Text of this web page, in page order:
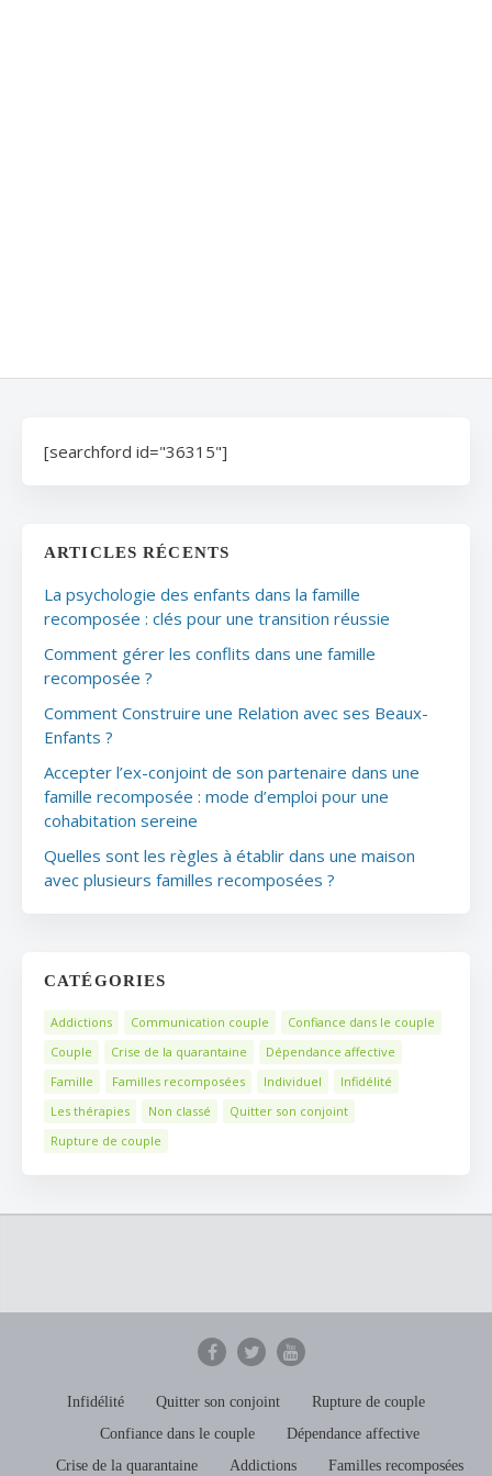
[searchford id="36315"]
ARTICLES RÉCENTS
La psychologie des enfants dans la famille
recomposée : clés pour une transition réussie
Comment gérer les conflits dans une famille
recomposée ?
Comment Construire une Relation avec ses Beaux-
Enfants ?
Accepter l’ex-conjoint de son partenaire dans une
famille recomposée : mode d’emploi pour une
cohabitation sereine
Quelles sont les règles à établir dans une maison
avec plusieurs familles recomposées ?
CATÉGORIES
Addictions Communication couple
Confiance dans le couple
Couple
Crise de la quarantaine
Dépendance affective
Famille
Familles recomposées Individuel
Infidélité
Les thérapies
Non classé
Quitter son conjoint
Rupture de couple
Infidélité Quitter son conjoint
Rupture de couple
Confiance dans le couple
Dépendance affective
Crise de la quarantaine
Addictions Familles recomposées